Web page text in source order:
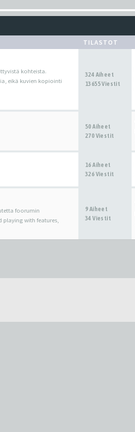
TILASTOT
kohteista.
eikä kuvien kopiointi
324 Aiheet
13655 Viestit
50 Aiheet
270 Viestit
16 Aiheet
326 Viestit
foorumin
with features,
9 Aiheet
34 Viestit